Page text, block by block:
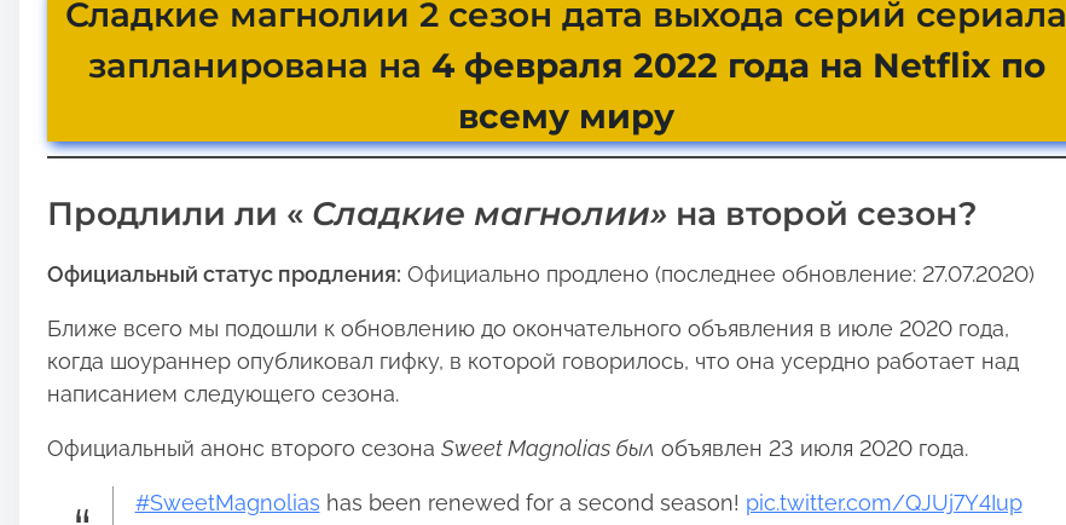
Сладкие магнолии 2 сезон дата выхода серий сериала
запланирована на 4 февраля 2022 года на Netflix по
всему миру
Продлили ли « Сладкие магнолии» на второй сезон?
Официальный статус продления: Официально продлено (последнее обновление: 27.07.2020)
Ближе всего мы подошли к обновлению до окончательного объявления в июле 2020 года,
когда шоураннер опубликовал гифку, в которой говорилось, что она усердно работает над
написанием следующего сезона.
Официальный анонс второго сезона Sweet Magnolias был объявлен 23 июля 2020 года.
#SweetMagnolias has been renewed for a second season! pic.twitter.com/QJUj7Y4Iup